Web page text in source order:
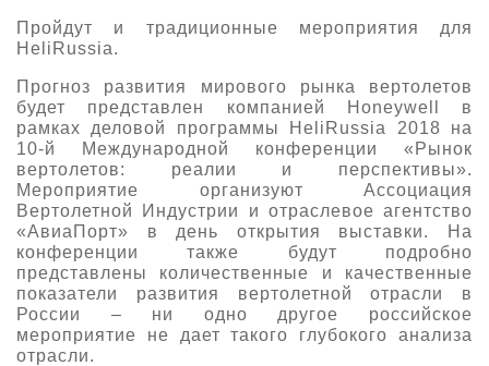
Пройдут и традиционные мероприятия для
HeliRussia.
Прогноз развития мирового рынка вертолетов
будет представлен компанией Honeywell в
рамках деловой программы HeliRussia 2018 на
10-й Международной конференции «Рынок
вертолетов: реалии и перспективы».
Мероприятие организуют Ассоциация
Вертолетной Индустрии и отраслевое агентство
«АвиаПорт» в день открытия выставки. На
конференции также будут подробно
представлены количественные и качественные
показатели развития вертолетной отрасли в
России – ни одно другое российское
мероприятие не дает такого глубокого анализа
отрасли.